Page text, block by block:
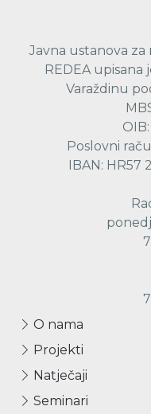
Javna ustanova
REDEA
Varaždinu
Poslovni
IBAN: HR57
O nama
Projekti
Natječaji
Seminari